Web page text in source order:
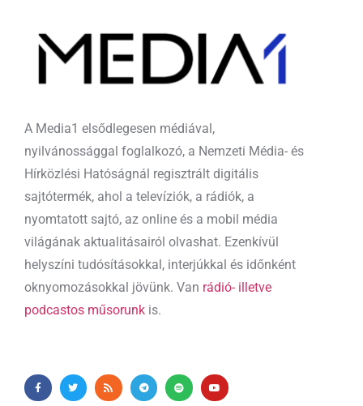
A Media1 elsődlegesen médiával,
nyilvánossággal foglalkozó, a Nemzeti Média- és
Hírközlési Hatóságnál regisztrált digitális
sajtótermék, ahol a televíziók, a rádiók, a
nyomtatott sajtó, az online és a mobil média
világának aktualitásairól olvashat. Ezenkívül
helyszíni tudósításokkal, interjúkkal és időnként
oknyomozásokkal jövünk. Van rádió- illetve
podcastos műsorunk is.